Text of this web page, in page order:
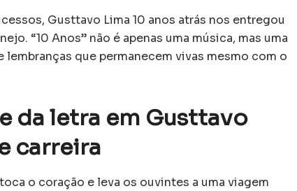
Gusttavo Lima 10 anos atrás nos entregou
“10 Anos” não é apenas uma música, mas uma
lembranças que permanecem vivas mesmo com o
da letra em Gusttavo
carreira
o coração e leva os ouvintes a uma viagem